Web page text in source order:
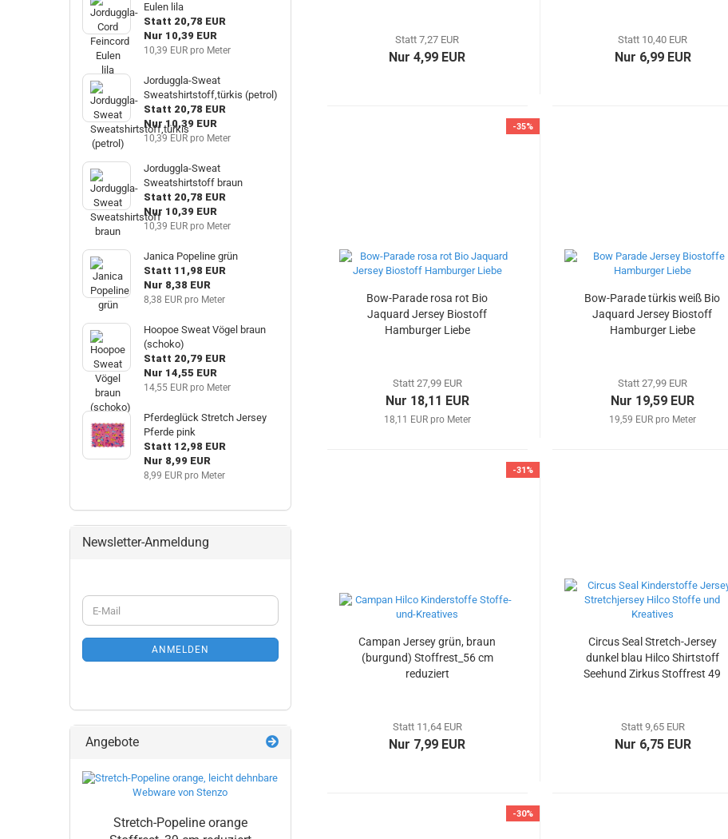
Statt 7,27 EUR
Nur 4,99 EUR
Statt 10,40 EUR
Nur 6,99 EUR
-35%
Bow-Parade rosa rot Bio
Jaquard Jersey Biostoff
Hamburger Liebe
Statt 27,99 EUR
Nur 18,11 EUR
18,11 EUR pro Meter
Bow-Parade türkis weiß Bio
Jaquard Jersey Biostoff
Hamburger Liebe
Statt 27,99 EUR
Nur 19,59 EUR
19,59 EUR pro Meter
-31%
Campan Jersey grün, braun
(burgund) Stoffrest_56 cm
reduziert
Statt 11,64 EUR
Nur 7,99 EUR
Circus Seal Stretch-Jersey
dunkel blau Hilco Shirtstoff
Seehund Zirkus Stoffrest 49
Statt 9,65 EUR
Nur 6,75 EUR
-30%
Eulen lila
Statt 20,78 EUR
Nur 10,39 EUR
10,39 EUR pro Meter
Jorduggla-Sweat
Sweatshirtstoff,türkis (petrol)
Statt 20,78 EUR
Nur 10,39 EUR
10,39 EUR pro Meter
Jorduggla-Sweat
Sweatshirtstoff braun
Statt 20,78 EUR
Nur 10,39 EUR
10,39 EUR pro Meter
Janica Popeline grün
Statt 11,98 EUR
Nur 8,38 EUR
8,38 EUR pro Meter
Hoopoe Sweat Vögel braun
(schoko)
Statt 20,79 EUR
Nur 14,55 EUR
14,55 EUR pro Meter
Pferdeglück Stretch Jersey
Pferde pink
Statt 12,98 EUR
Nur 8,99 EUR
8,99 EUR pro Meter
Newsletter-Anmeldung
WEITER
ZUR
ANMELDUNG
E-
Mail
ANMELDEN
Angebote
Stretch-Popeline orange